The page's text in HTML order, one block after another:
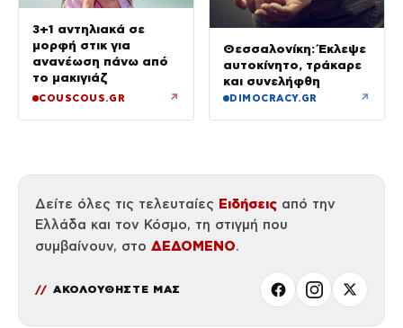
3+1 αντηλιακά σε
μορφή στικ για
ανανέωση πάνω από
το μακιγιάζ
COUSCOUS.GR ↗
Θεσσαλονίκη: Έκλεψε
αυτοκίνητο, τράκαρε
και συνελήφθη
DIMOCRACY.GR ↗
Δείτε όλες τις τελευταίες Ειδήσεις από την
Ελλάδα και τον Κόσμο, τη στιγμή που
συμβαίνουν, στο ΔΕΔΟΜΕΝΟ.
ΑΚΟΛΟΥΘΗΣΤΕ ΜΑΣ